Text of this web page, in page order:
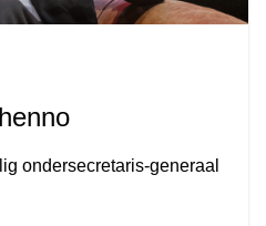
ondersecretaris-generaal